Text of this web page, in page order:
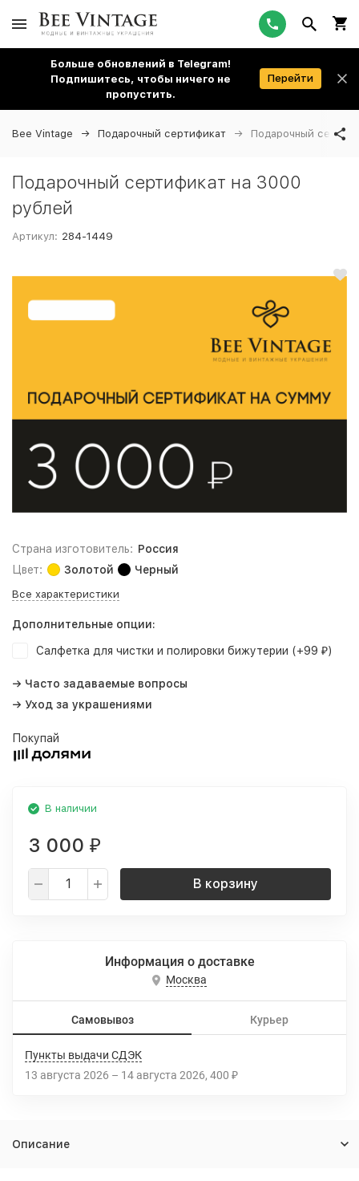
Больше обновлений в Telegram!
Подпишитесь, чтобы ничего не
пропустить.
Перейти
Bee Vintage Подарочный сертификат Подарочный
Подарочный сертификат на 3000
рублей
Артикул: 284-1449
Страна изготовитель: Россия
Цвет:
Золотой Черный
Все характеристики
Дополнительные опции:
Салфетка для чистки и полировки бижутерии (+99 ₽)
→ Часто задаваемые вопросы
→ Уход за украшениями
Покупай
В наличии
3 000 ₽
В корзину
Информация о доставке
Москва
Самовывоз Курьер
Пункты выдачи СДЭК
13 августа 2026 – 14 августа 2026 400 ₽
Описание